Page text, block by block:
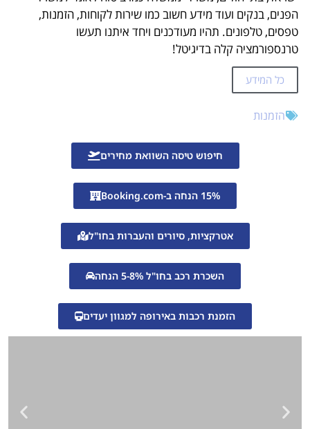
הפנים, בנקים ועוד מידע חשוב כמו שירות לקוחות, הזמנות,
טפסים, טלפונים. תהיו מעודכנים ויחד איתנו תעשו
טרנספורמציה קלה בדיגיטל!
כל המידע
הזמנות
חיפוש טיסה השוואת מחירים
15% הנחה ב-Booking.com
אטרקציות, סיורים והעברות בחו"ל
השכרת רכב בחו"ל 5-8% הנחה
הזמנת רכבות באירופה למגוון יעדים